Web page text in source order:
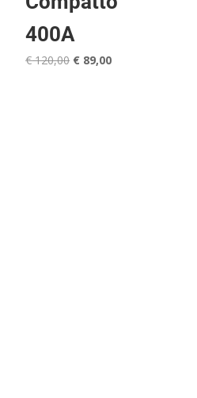
400A
€120,00 Il
€ 89,00Il